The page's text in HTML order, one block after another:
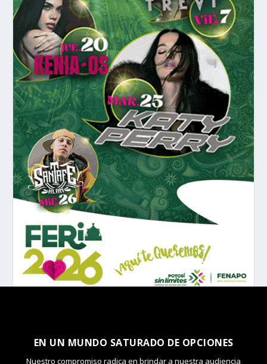
EN UN MUNDO SATURADO DE OPCIONES
Nuestro compromiso radica en brindar a nuestra audiencia